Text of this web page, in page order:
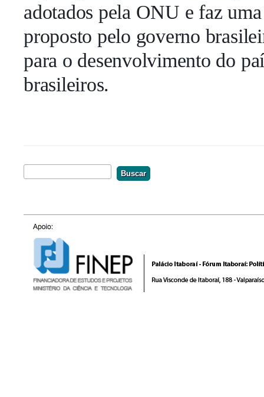
adotados pela ONU e faz
proposto pelo governo
para o desenvolvimento do
brasileiros.
Formulário De Busca
Buscar